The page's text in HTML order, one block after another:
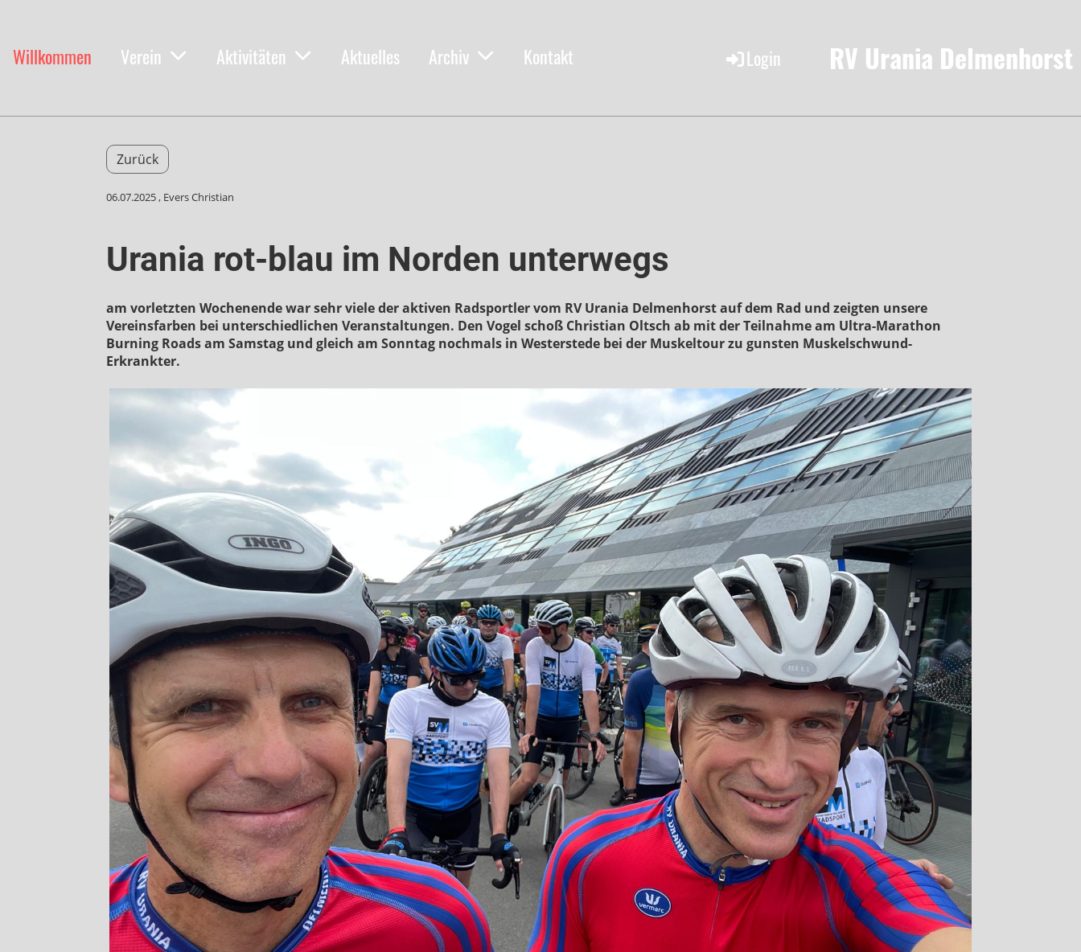
Willkommen Verein Aktivitäten Aktuelles Archiv Kontakt Login RV Urania Delmenhorst
Zurück
06.07.2025, Evers Christian
Urania rot-blau im Norden unterwegs
am vorletzten Wochenende war sehr viele der aktiven Radsportler vom RV Urania Delmenhorst auf dem Rad und zeigten unsere
Vereinsfarben bei unterschiedlichen Veranstaltungen. Den Vogel schoß Christian Oltsch ab mit der Teilnahme am Ultra-Marathon
Burning Roads am Samstag und gleich am Sonntag nochmals in Westerstede bei der Muskeltour zu gunsten Muskelschwund-
Erkrankter.